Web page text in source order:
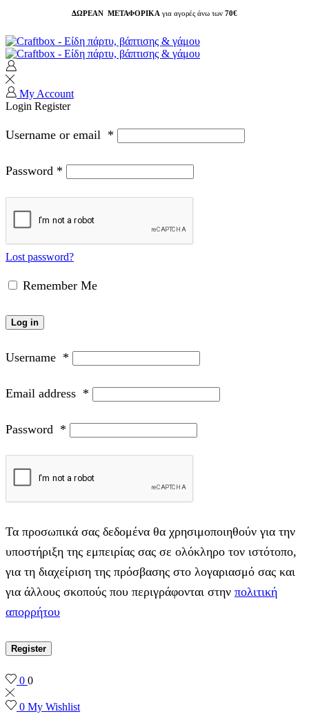
ΔΩΡΕΑΝ ΜΕΤΑΦΟΡΙΚΑ για αγορές άνω των 70€
My Account
Login Register
Username or email *
Password *
Lost password?
Remember Me
Log in
Username *
Email address *
Password *
Τα προσωπικά σας δεδομένα θα χρησιμοποιηθούν για την
υποστήριξη της εμπειρίας σας σε ολόκληρο τον ιστότοπο,
για τη διαχείριση της πρόσβασης στο λογαριασμό σας και
για άλλους σκοπούς που περιγράφονται στην πολιτική
απορρήτου
Register
0 0
0 My Wishlist